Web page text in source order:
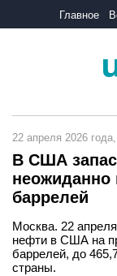
Главное
22 апреля 2026
В США
неожиданно
баррелей
Москва. 22
нефти в США на
баррелей, до
страны.